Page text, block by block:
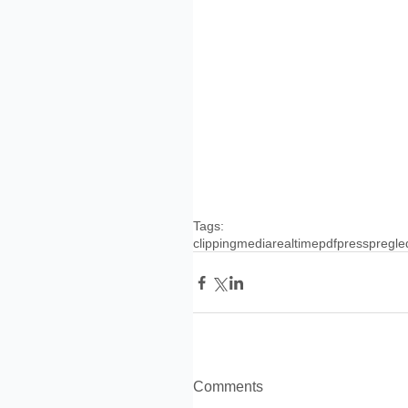
Tags:
clippingmediarealtimepdfpress
Comments